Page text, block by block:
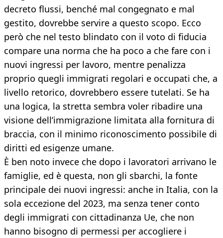
decreto flussi, benché mal congegnato e mal
gestito, dovrebbe servire a questo scopo. Ecco
però che nel testo blindato con il voto di fiducia
compare una norma che ha poco a che fare con i
nuovi ingressi per lavoro, mentre penalizza
proprio quegli immigrati regolari e occupati che, a
livello retorico, dovrebbero essere tutelati. Se ha
una logica, la stretta sembra voler ribadire una
visione dell’immigrazione limitata alla fornitura di
braccia, con il minimo riconoscimento possibile di
diritti ed esigenze umane.
È ben noto invece che dopo i lavoratori arrivano le
famiglie, ed è questa, non gli sbarchi, la fonte
principale dei nuovi ingressi: anche in Italia, con la
sola eccezione del 2023, ma senza tener conto
degli immigrati con cittadinanza Ue, che non
hanno bisogno di permessi per accogliere i